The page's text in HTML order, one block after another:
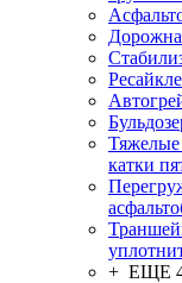
Тяжелые
катки
+ ЕЩЕ